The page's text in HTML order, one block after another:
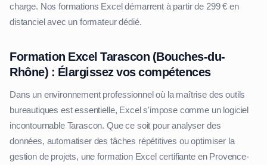
charge. Nos formations Excel démarrent à partir de 299 € en
distanciel avec un formateur dédié.
Formation Excel Tarascon (Bouches-du-
Rhône) : Élargissez vos compétences
Dans un environnement professionnel où la maîtrise des outils
bureautiques est essentielle, Excel s'impose comme un logiciel
incontournable Tarascon. Que ce soit pour analyser des
données, automatiser des tâches répétitives ou optimiser la
gestion de projets, une formation Excel certifiante en Provence-